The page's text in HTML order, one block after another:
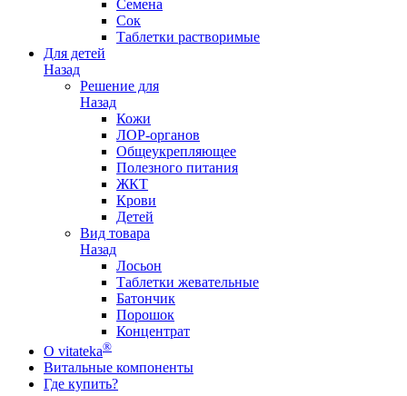
Семена
Сок
Таблетки растворимые
Для детей
Назад
Решение для
Назад
Кожи
ЛОР-органов
Общеукрепляющее
Полезного питания
ЖКТ
Крови
Детей
Вид товара
Назад
Лосьон
Таблетки жевательные
Батончик
Порошок
Концентрат
О vitateka®
Витальные компоненты
Где купить?